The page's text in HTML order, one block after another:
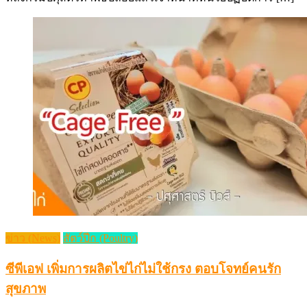
ข่าว (News) สัตว์ปีก (Poultry)
ซีพีเอฟ เพิ่มการผลิตไข่ไก่ไม่ใช้กรง ตอบโจทย์คนรัก
สุขภาพ